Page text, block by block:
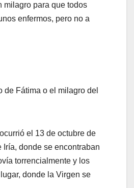
milagro para que todos
enfermos, pero no a
de Fátima o el milagro del
el 13 de octubre de
Iría, donde se encontraban
torrencialmente y los
donde la Virgen se